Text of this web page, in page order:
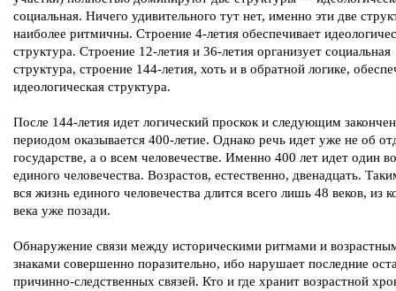
социальная. Ничего удивительного тут нет, именно эти две
наиболее ритмичны. Строение 4-летия обеспечивает
структура. Строение 12-летия и 36-летия организует социальная
структура, строение 144-летия, хоть и в обратной логике,
идеологическая структура.
После 144-летия идет логический проскок и следующим
периодом оказывается 400-летие. Однако речь идет уже не об
государстве, а о всем человечестве. Именно 400 лет идет один
единого человечества. Возрастов, естественно, двенадцать.
вся жизнь единого человечества длится всего лишь 48 веков, из
века уже позади.
Обнаружение связи между историческими ритмами и
знаками совершенно поразительно, ибо нарушает последние
причинно-следственных связей. Кто и где хранит возрастной